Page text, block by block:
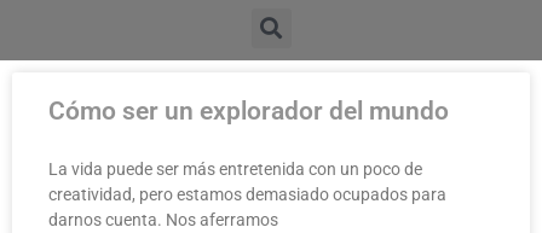
Cómo ser un explorador del mundo
La vida puede ser más entretenida con un poco de
creatividad, pero estamos demasiado ocupados para
darnos cuenta. Nos aferramos